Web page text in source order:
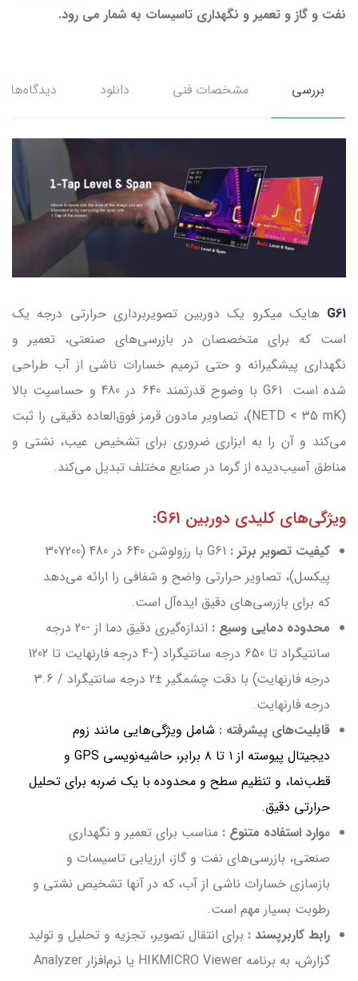
نفت و گاز و تعمیر و نگهداری تاسیسات به شمار می رود.
بررسی مشخصات فنی دانلود دیدگاه‌ها
G61 هایک میکرو یک دوربین تصویربرداری حرارتی درجه یک
است که برای متخصصان در بازرسی‌های صنعتی، تعمیر و
نگهداری پیشگیرانه و حتی ترمیم خسارات ناشی از آب طراحی
شده است. G61 با وضوح قدرتمند 640 در 480 و حساسیت بالا
(NETD < 35 mK)، تصاویر مادون قرمز فوق‌العاده دقیقی را ثبت
می‌کند و آن را به ابزاری ضروری برای تشخیص عیب، نشتی و
مناطق آسیب‌دیده از گرما در صنایع مختلف تبدیل می‌کند.
ویژگی‌های کلیدی دوربین G61:
کیفیت تصویر برتر :
G61 با رزولوشن 640 در 480 (307200
پیکسل)، تصاویر حرارتی واضح و شفافی را ارائه می‌دهد
که برای بازرسی‌های دقیق ایده‌آل است.
محدوده دمایی وسیع :
اندازه‌گیری دقیق دما از -20 درجه
سانتیگراد تا 650 درجه سانتیگراد (-4 درجه فارنهایت تا 1202
درجه فارنهایت) با دقت چشمگیر ±2 درجه سانتیگراد / 3.6
درجه فارنهایت.
قابلیت‌های پیشرفته : شامل ویژگی‌هایی مانند زوم
دیجیتال پیوسته از ۱ تا ۸ برابر، حاشیه‌نویسی GPS و
قطب‌نما، و تنظیم سطح و محدوده با یک ضربه برای تحلیل
حرارتی دقیق.
موارد استفاده متنوع : مناسب برای تعمیر و نگهداری
صنعتی، بازرسی‌های نفت و گاز، ارزیابی تاسیسات و
بازسازی خسارات ناشی از آب، که در آنها تشخیص نشتی و
رطوبت بسیار مهم است.
رابط کاربرپسند : برای انتقال تصویر، تجزیه و تحلیل و تولید
گزارش، به برنامه HIKMICRO Viewer یا نرم‌افزار Analyzer